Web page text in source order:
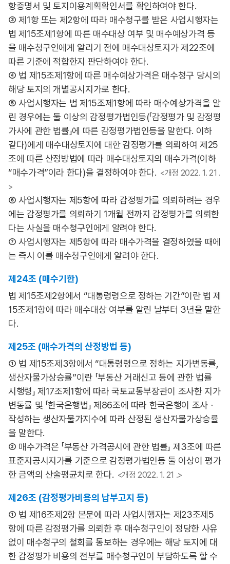
항증명서 및 토지이용계획확인서를 확인하여야 한다.
③ 제1항 또는 제2항에 따라 매수청구를 받은 사업시행자는
법 제15조제1항에 따른 매수대상 여부 및 매수예상가격 등
을 매수청구인에게 알리기 전에 매수대상토지가 제22조에
따른 기준에 적합한지 판단하여야 한다.
④ 법 제15조제1항에 따른 매수예상가격은 매수청구 당시의
해당 토지의 개별공시지가로 한다.
⑤ 사업시행자는 법 제15조제1항에 따라 매수예상가격을 알
린 경우에는 둘 이상의 감정평가법인등(「감정평가 및 감정평
가사에 관한 법률」에 따른 감정평가법인등을 말한다. 이하
같다)에게 매수대상토지에 대한 감정평가를 의뢰하여 제25
조에 따른 산정방법에 따라 매수대상토지의 매수가격(이하
“매수가격”이라 한다)을 결정하여야 한다. <개정 2022. 1. 21 .
>
⑥ 사업시행자는 제5항에 따라 감정평가를 의뢰하려는 경우
에는 감정평가를 의뢰하기 1개월 전까지 감정평가를 의뢰한
다는 사실을 매수청구인에게 알려야 한다.
⑦ 사업시행자는 제5항에 따라 매수가격을 결정하였을 때에
는 즉시 이를 매수청구인에게 알려야 한다.
제24조 (매수기한)
법 제15조제2항에서 “대통령령으로 정하는 기간”이란 법 제
15조제1항에 따라 매수대상 여부를 알린 날부터 3년을 말한
다.
제25조 (매수가격의 산정방법 등)
① 법 제15조제3항에서 “대통령령으로 정하는 지가변동률,
생산자물가상승률”이란 「부동산 거래신고 등에 관한 법률
시행령」 제17조제1항에 따라 국토교통부장관이 조사한 지가
변동률 및 「한국은행법」 제86조에 따라 한국은행이 조사ㆍ
작성하는 생산자물가지수에 따라 산정된 생산자물가상승률
을 말한다.
② 매수가격은 「부동산 가격공시에 관한 법률」 제3조에 따른
표준지공시지가를 기준으로 감정평가법인등 둘 이상이 평가
한 금액의 산술평균치로 한다. <개정 2022. 1. 21 .>
제26조 (감정평가비용의 납부고지 등)
① 법 제16조제2항 본문에 따라 사업시행자는 제23조제5
항에 따른 감정평가를 의뢰한 후 매수청구인이 정당한 사유
없이 매수청구의 철회를 통보하는 경우에는 해당 토지에 대
한 감정평가 비용의 전부를 매수청구인이 부담하도록 할 수